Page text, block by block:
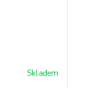
Skladem